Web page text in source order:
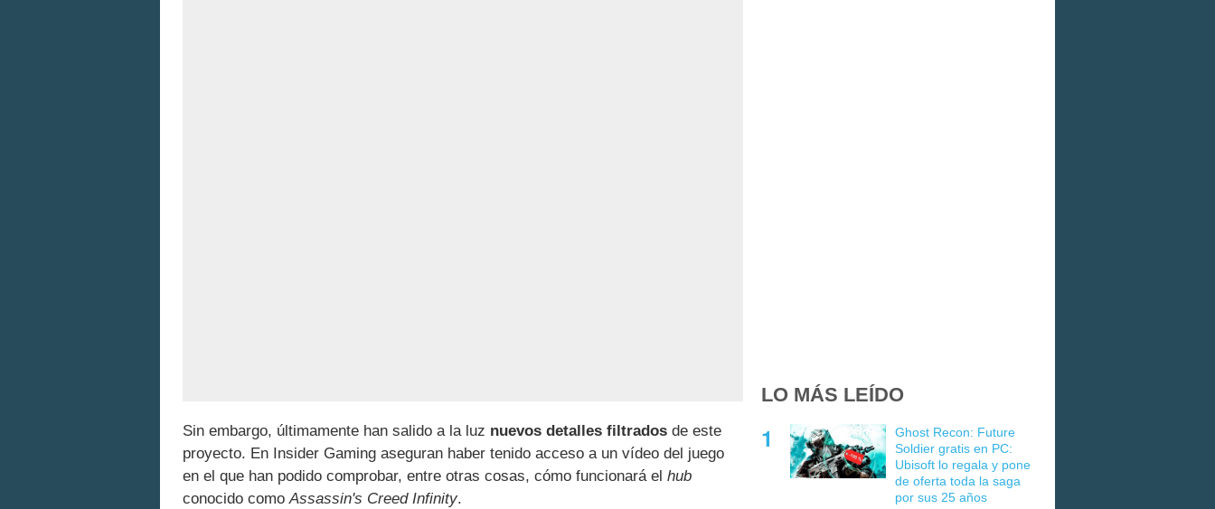
Sin embargo, últimamente han salido a la luz nuevos detalles filtrados de este
proyecto. En Insider Gaming aseguran haber tenido acceso a un vídeo del juego
en el que han podido comprobar, entre otras cosas, cómo funcionará el hub
conocido comoAssassin's Creed Infinity.
LO MÁS LEÍDO
Ghost Recon: Future
Soldier gratis en PC:
Ubisoft lo regala y pone
de oferta toda la saga
por sus 25 años